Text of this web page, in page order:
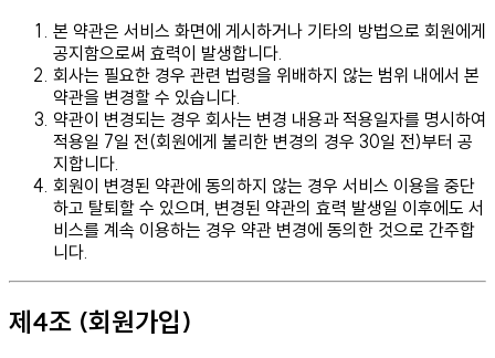
본 약관은 서비스 화면에 게시하거나 기타의 방법으로 회원에게
공지함으로써 효력이 발생합니다.
회사는 필요한 경우 관련 법령을 위배하지 않는 범위 내에서 본
약관을 변경할 수 있습니다.
약관이 변경되는 경우 회사는 변경 내용과 적용일자를 명시하여
적용일 7일 전(회원에게 불리한 변경의 경우 30일 전)부터 공
지합니다.
회원이 변경된 약관에 동의하지 않는 경우 서비스 이용을 중단
하고 탈퇴할 수 있으며, 변경된 약관의 효력 발생일 이후에도 서
비스를 계속 이용하는 경우 약관 변경에 동의한 것으로 간주합
니다.
제4조 (회원가입)